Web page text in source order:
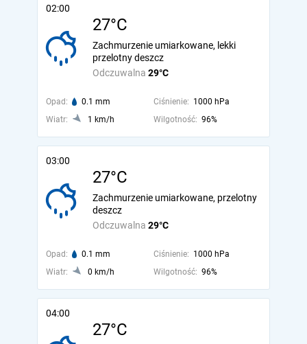
02:00
27°C
Odczuwalna 29°C
Zachmurzenie umiarkowane, lekki
przelotny deszcz
Opad: 0.1 mm Ciśnienie: 1000 hPa
Wiatr:
1 km/h Wilgotność: 96%
03:00
27°C
Odczuwalna 29°C
Zachmurzenie umiarkowane, przelotny
deszcz
Opad: 0.1 mm Ciśnienie: 1000 hPa
Wiatr:
0 km/h Wilgotność: 96%
04:00
27°C